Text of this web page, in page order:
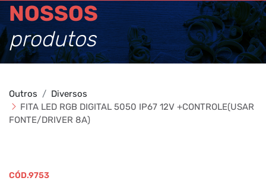
NOSSOS
produtos
Outros
Diversos
FITA LED RGB DIGITAL 5050 IP67 12V +CONTROLE(USAR
FONTE/DRIVER 8A)
9753